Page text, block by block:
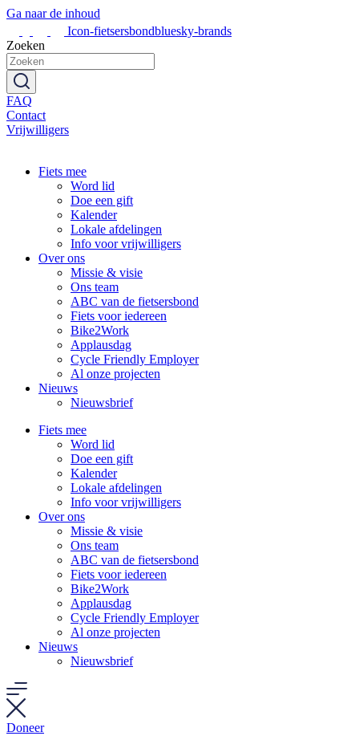
Ga naar de inhoud
Icon-fietsersbondbluesky-brands
Zoeken
FAQ
Contact
Vrijwilligers
Fiets mee
Word lid
Doe een gift
Kalender
Lokale afdelingen
Info voor vrijwilligers
Over ons
Missie & visie
Ons team
ABC van de fietsersbond
Fiets voor iedereen
Bike2Work
Applausdag
Cycle Friendly Employer
Al onze projecten
Nieuws
Nieuwsbrief
Fiets mee
Word lid
Doe een gift
Kalender
Lokale afdelingen
Info voor vrijwilligers
Over ons
Missie & visie
Ons team
ABC van de fietsersbond
Fiets voor iedereen
Bike2Work
Applausdag
Cycle Friendly Employer
Al onze projecten
Nieuws
Nieuwsbrief
Doneer